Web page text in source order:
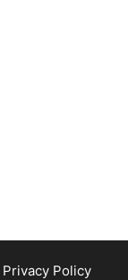
Privacy Policy